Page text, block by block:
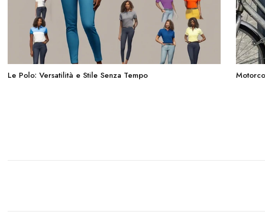
Le Polo: Versatilità e Stile Senza Tempo